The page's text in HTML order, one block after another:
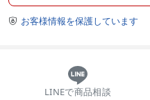
 お客様情報を保護しています
LINEで商品相談